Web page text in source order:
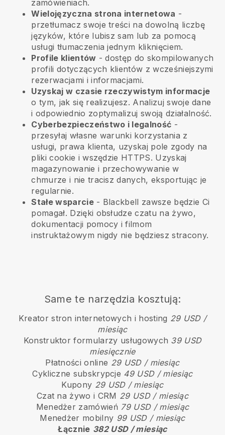
zamówieniach.
Wielojęzyczna strona internetowa -
przetłumacz swoje treści na dowolną liczbę
języków, które lubisz sam lub za pomocą
usługi tłumaczenia jednym kliknięciem.
Profile klientów - dostęp do skompilowanych
profili dotyczących klientów z wcześniejszymi
rezerwacjami i informacjami.
Uzyskaj w czasie rzeczywistym informacje
o tym, jak się realizujesz. Analizuj swoje dane
i odpowiednio zoptymalizuj swoją działalność.
Cyberbezpieczeństwo i legalność -
przesyłaj własne warunki korzystania z
usługi, prawa klienta, uzyskaj pole zgody na
pliki cookie i wszędzie HTTPS. Uzyskaj
magazynowanie i przechowywanie w
chmurze i nie tracisz danych, eksportując je
regularnie.
Stałe wsparcie- Blackbell zawsze będzie Ci
pomagał. Dzięki obsłudze czatu na żywo,
dokumentacji pomocy i filmom
instruktażowym nigdy nie będziesz stracony.
Same te narzędzia kosztują:
Kreator stron internetowych i hosting 29 USD /
miesiąc
Konstruktor formularzy usługowych 39 USD
miesięcznie
Płatności online 29 USD / miesiąc
Cykliczne subskrypcje 49 USD / miesiąc
Kupony 29 USD / miesiąc
Czat na żywo i CRM 29 USD / miesiąc
Menedżer zamówień 79 USD / miesiąc
Menedżer mobilny 99 USD / miesiąc
Łącznie 382 USD / miesiąc